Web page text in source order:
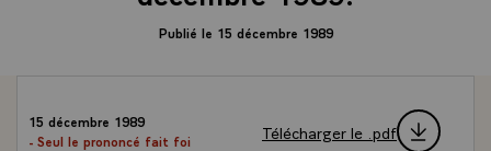
Publié le 15 décembre 1989
15 décembre 1989
- Seul le prononcé fait foi
Télécharger le .pdf